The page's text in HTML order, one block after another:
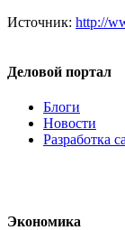
Источник: http://
Деловой портал
Блоги
Новости
Разработка
Экономика